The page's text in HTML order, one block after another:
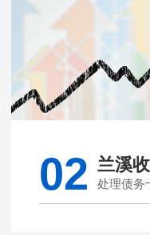
02 兰溪
处理债务